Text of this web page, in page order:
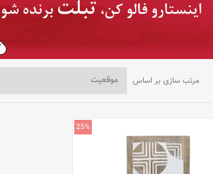
مرتب سازی بر اساس
25%